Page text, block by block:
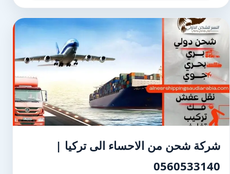
شركة شحن من الاحساء الى تركيا |
0560533140